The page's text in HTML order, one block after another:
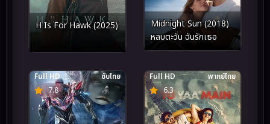
H Is For Hawk (2025)
Midnight Sun (2018)
หลบตะวัน ฉันรักเธอ
7.8
Full HD ซับไทย
6.3
Full HD พากย์ไทย